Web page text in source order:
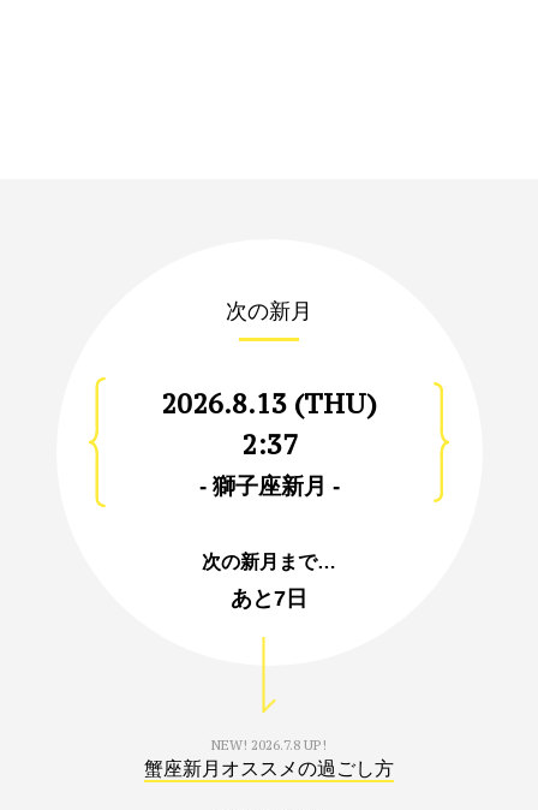
次の新月
2026.8.13 (THU)
2:37
- 獅子座新月 -
次の新月まで…
あと7日
NEW! 2026.7.8 UP!
蟹座新月オススメの過ごし方